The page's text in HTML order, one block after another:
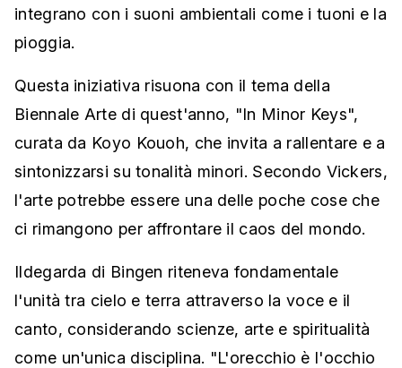
integrano con i suoni ambientali come i tuoni e la
pioggia.
Questa iniziativa risuona con il tema della
Biennale Arte di quest'anno, "In Minor Keys",
curata da Koyo Kouoh, che invita a rallentare e a
sintonizzarsi su tonalità minori. Secondo Vickers,
l'arte potrebbe essere una delle poche cose che
ci rimangono per affrontare il caos del mondo.
Ildegarda di Bingen riteneva fondamentale
l'unità tra cielo e terra attraverso la voce e il
canto, considerando scienze, arte e spiritualità
come un'unica disciplina. "L'orecchio è l'occhio